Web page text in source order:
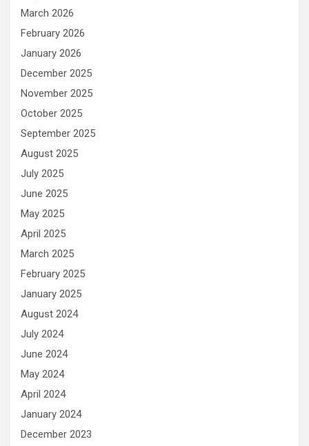
March 2026
February 2026
January 2026
December 2025
November 2025
October 2025
September 2025
August 2025
July 2025
June 2025
May 2025
April 2025
March 2025
February 2025
January 2025
August 2024
July 2024
June 2024
May 2024
April 2024
January 2024
December 2023